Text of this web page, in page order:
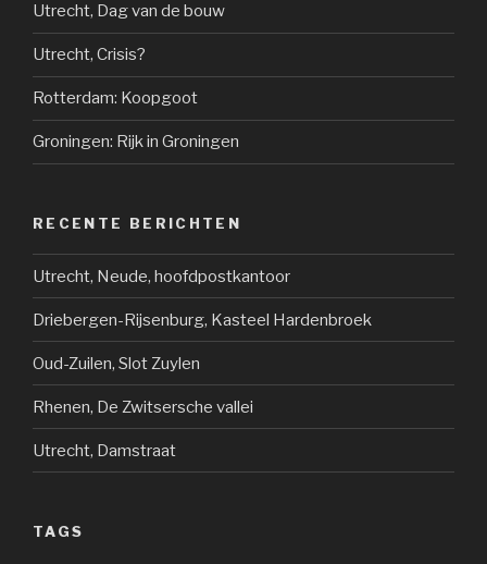
Utrecht, Dag van de bouw
Utrecht, Crisis?
Rotterdam: Koopgoot
Groningen: Rijk in Groningen
RECENTE BERICHTEN
Utrecht, Neude, hoofdpostkantoor
Driebergen-Rijsenburg, Kasteel Hardenbroek
Oud-Zuilen, Slot Zuylen
Rhenen, De Zwitsersche vallei
Utrecht, Damstraat
TAGS